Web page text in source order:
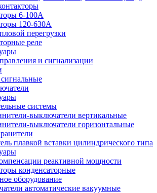
6-100А
120-630A
перегрузки
реле
и сигнализации
системы
выключатели вертикальные
выключатели горизонтальные
плавкой вставки цилиндрического типа
реактивной мощности
конденсаторные
оборудование
автоматические вакуумные